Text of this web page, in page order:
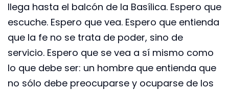
llega hasta el balcón de la Basílica. Espero que
escuche. Espero que vea. Espero que entienda
que la fe no se trata de poder, sino de
servicio. Espero que se vea a sí mismo como
lo que debe ser: un hombre que entienda que
no sólo debe preocuparse y ocuparse de los